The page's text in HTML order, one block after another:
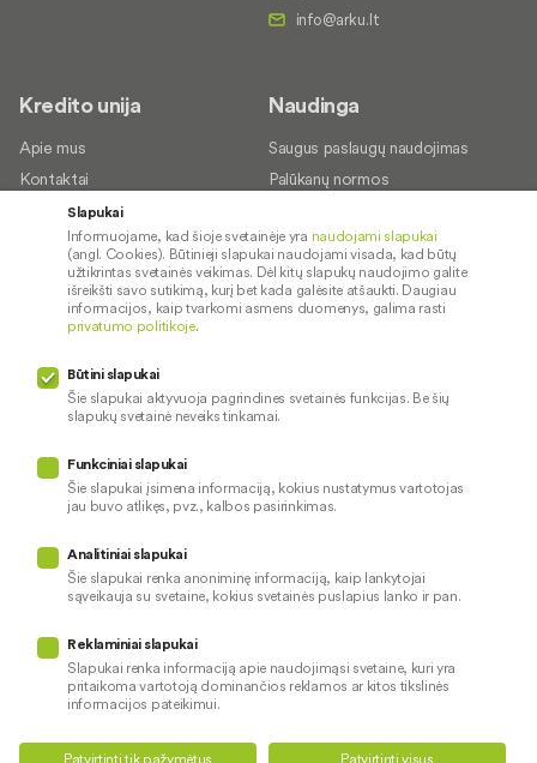
Kredito unija
Apie mus
Kontaktai
Karjera
Socialinė atsakomybė
Naudinga
Saugus paslaugų naudojimas
Palūkanų normos
įkainiai
Dokumentų santraukos
Diplomai
Pranešėjų apsauga
Privatumo politika
Naudojami slapukai
Pinigų plovimo prevencija
Skundų nagrinėjimas
Prieinamumo pareiškimas
Teikti kredito paraišką Susisiekite
Slapukai
Informuojame, kad šioje svetainėje yra naudojami slapukai
(angl. Cookies). Būtinieji slapukai naudojami visada, kad būtų
užtikrintas svetainės veikimas. Dėl kitų slapukų naudojimo galite
išreikšti savo sutikimą, kurį bet kada galėsite atšaukti. Daugiau
informacijos, kaip tvarkomi asmens duomenys, galima rasti
privatumo politikoje.
Būtini slapukai
Šie slapukai aktyvuoja pagrindines svetainės funkcijas. Be šių
slapukų svetainė neveiks tinkamai.
Funkciniai slapukai
Šie slapukai įsimena informaciją, kokius nustatymus vartotojas
jau buvo atlikęs, pvz., kalbos pasirinkimas.
Analitiniai slapukai
Šie slapukai renka anoniminę informaciją, kaip lankytojai
sąveikauja su svetaine, kokius svetainės puslapius lanko ir pan.
Reklaminiai slapukai
Slapukai renka informaciją apie naudojimąsi svetaine, kuri yra
pritaikoma vartotoją dominančios reklamos ar kitos tikslinės
informacijos pateikimui.
Patvirtinti tik pažymėtus Patvirtinti visus